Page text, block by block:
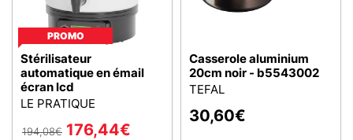
PROMO
Stérilisateur
automatique en émail
écran lcd
LE PRATIQUE
194,08€ 176,44€
Casserole aluminium
20cm noir - b5543002
TEFAL
30,60€